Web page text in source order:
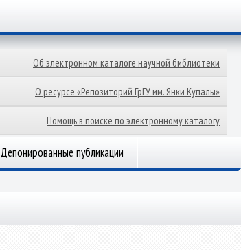
Об электронном каталоге научной библиотеки
О ресурсе «Репозиторий ГрГУ им. Янки Купалы»
Помощь в поиске по электронному каталогу
Депонированные публикации